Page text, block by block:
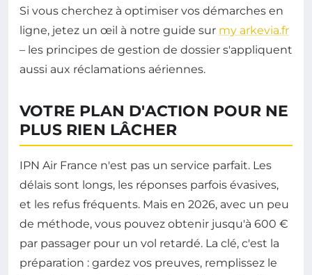
Si vous cherchez à optimiser vos démarches en
ligne, jetez un œil à notre guide sur my arkevia.fr
– les principes de gestion de dossier s'appliquent
aussi aux réclamations aériennes.
VOTRE PLAN D'ACTION POUR NE
PLUS RIEN LÂCHER
IPN Air France n'est pas un service parfait. Les
délais sont longs, les réponses parfois évasives,
et les refus fréquents. Mais en 2026, avec un peu
de méthode, vous pouvez obtenir jusqu'à 600 €
par passager pour un vol retardé. La clé, c'est la
préparation : gardez vos preuves, remplissez le